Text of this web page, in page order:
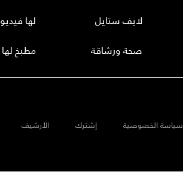
لايف ستايل
صحة ورشاقة
لها فيديو
مطبخ لها
سياسة الخصوصية إشترك الأرشيف